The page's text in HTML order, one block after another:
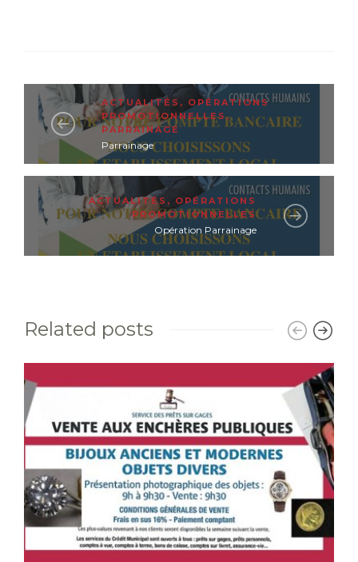
ACTUALITÉS , OPÉRATIONS
PROMOTIONNELLES,
PARRAINAGE
Parrainage
ACTUALITÉS , OPÉRATIONS
PROMOTIONNELLES
Opération Parrainage
Related posts